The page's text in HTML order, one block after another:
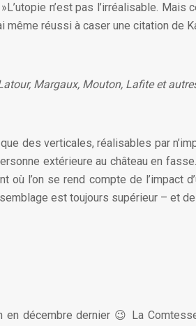
n’est pas l’irréalisable.
même réussi à caser une citation
Margaux, Mouton, Lafite et
des verticales, réalisables par
extérieure au château en
l’on se rend compte de l’impact
est toujours supérieur – et
en décembre dernier 😉 La